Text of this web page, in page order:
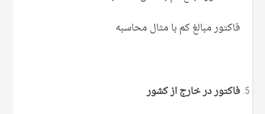
فاکتور مبالغ کم با مثال محاسبه
فاکتور در خارج از کشور